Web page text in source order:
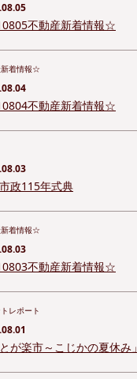
不動産新着情報☆
着情報☆
不動産新着情報☆
政115年式典
着情報☆
不動産新着情報☆
レポート
とが楽市～こじかの夏休み」